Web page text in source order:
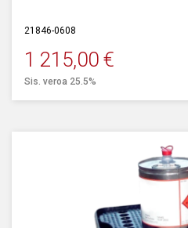
21846-0608
1 215,00 €
Sis. veroa 25.5%